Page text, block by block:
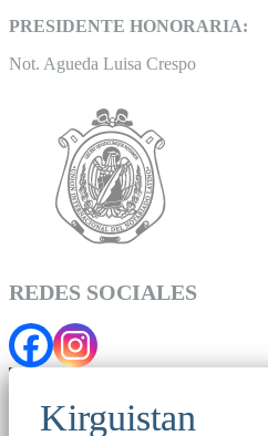
PRESIDENTE HONORARIA:
Not. Agueda Luisa Crespo
REDES SOCIALES
Kirguistan